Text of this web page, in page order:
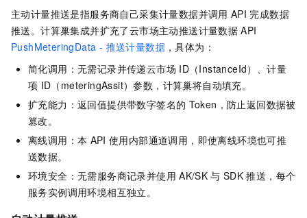
主动计量推送是指服务商自己采集计量数据并调用 API 完成数据
推送。计算巢集成并扩充了云市场主动推送计量数据 API
PushMeteringData - 推送计量数据 ，具体为：
简化调用：无需记录并传递云市场 ID（InstanceId）、计量
项 ID（meteringAssit）参数，计算巢将自动填充。
扩充能力：返回值提供带数字签名的 Token，防止返回数据被
篡改。
离线调用：本 API 使用内部通道调用，即使离线环境也可推
送数据。
环境安全：无需服务商记录并使用 AK/SK 与 SDK 推送，每个
服务实例调用环境相互独立。